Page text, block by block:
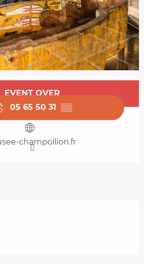
& contact details
EVENT OVER
05 65 50 31 ▒▒
champollion.fr